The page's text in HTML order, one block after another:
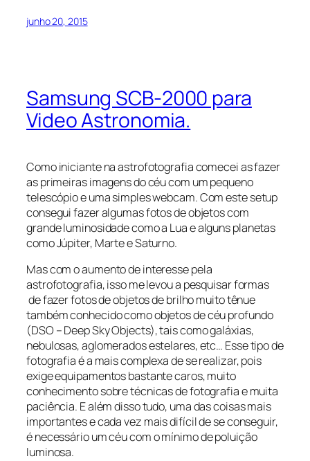
junho 20, 2015
Samsung SCB-2000 para
Video Astronomia.
Como iniciante na astrofotografia comecei as fazer
as primeiras imagens do céu com um pequeno
telescópio e uma simples webcam. Com este setup
consegui fazer algumas fotos de objetos com
grande luminosidade como a Lua e alguns planetas
como Júpiter, Marte e Saturno.
Mas com o aumento de interesse pela
astrofotografia, isso me levou a pesquisar formas
de fazer fotos de objetos de brilho muito tênue
também conhecido como objetos de céu profundo
(DSO – Deep Sky Objects), tais como galáxias,
nebulosas, aglomerados estelares, etc… Esse tipo de
fotografia é a mais complexa de se realizar, pois
exige equipamentos bastante caros, muito
conhecimento sobre técnicas de fotografia e muita
paciência. E além disso tudo, uma das coisas mais
importantes e cada vez mais difícil de se conseguir,
é necessário um céu com o mínimo de poluição
luminosa.